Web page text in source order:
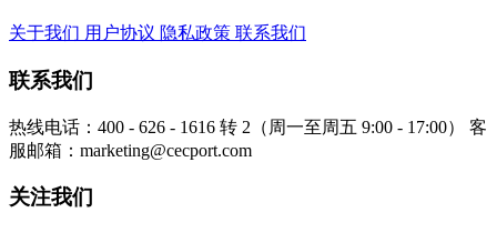
关于我们 用户协议 隐私政策 联系我们
联系我们
热线电话：400 - 626 - 1616 转 2（周一至周五 9:00 - 17:00）
客
服邮箱：marketing@cecport.com
关注我们